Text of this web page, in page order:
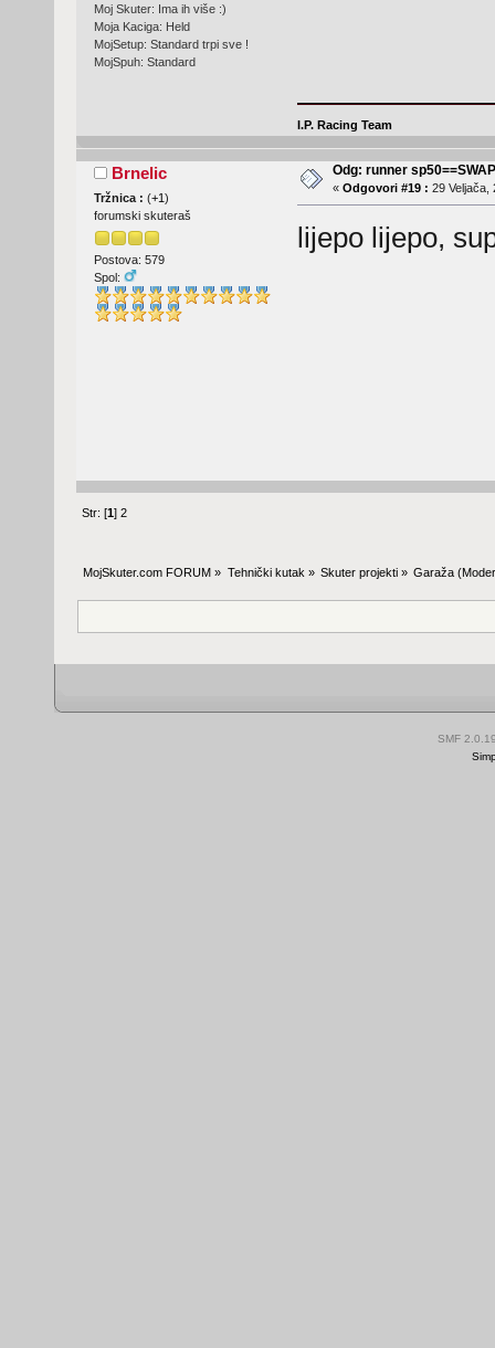
Moj Skuter: Ima ih više :)
Moja Kaciga: Held
MojSetup: Standard trpi sve !
MojSpuh: Standard
I.P. Racing Team
Brnelic
Tržnica : (+1)
forumski skuteraš
Postova: 579
Spol:
Odg: runner
« Odgovori #19 : 29 Veljača,
lijepo lijepo,
Str: [1]2
MojSkuter.com FORUM » Tehnički kutak » Skuter projekti» Garaža
SMF